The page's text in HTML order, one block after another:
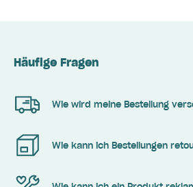
Häufige Fragen
Wie wird meine Bestellung
Wie kann ich Bestellungen